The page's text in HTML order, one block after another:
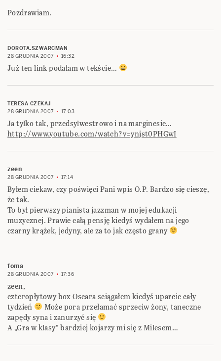
Pozdrawiam.
DOROTA.SZWARCMAN
28 GRUDNIA 2007
16:32
Już ten link podałam w tekście…
TERESA CZEKAJ
28 GRUDNIA 2007
17:03
Ja tylko tak, przedsylwestrowo i na marginesie…
http://www.youtube.com/watch?v=ynjst0PHGwI
zeen
28 GRUDNIA 2007 17:14
Byłem ciekaw, czy poświęci Pani wpis O.P. Bardzo się cieszę,
że tak.
To był pierwszy pianista jazzman w mojej edukacji
muzycznej. Prawie całą pensję kiedyś wydałem na jego
czarny krążek, jedyny, ale za to jak często grany
foma
28 GRUDNIA 2007 17:36
zeen,
czteropłytowy box Oscara sciągałem kiedyś uparcie cały
tydzień
Może pora przełamać sprzeciw żony, taneczne
zapędy syna i zanurzyć się
A „Gra w klasy” bardziej kojarzy mi się z Milesem…